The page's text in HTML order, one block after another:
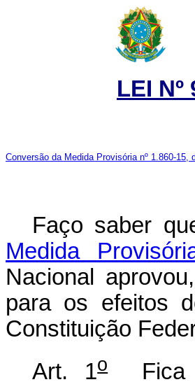
LEI Nº
Conversão da Medida Provisória nº 1.860-15,
Faço saber
Medida
Nacional
para os efeitos
Constituição
Art. 1oFica o